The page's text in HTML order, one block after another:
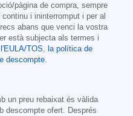
pàgina de compra, sempre
i ininterromput i per al
abans que venci la vostra
està subjecta als termes i
l'EULA/TOS
la política de
descompte
un preu rebaixat és vàlida
descompte ofert. Després